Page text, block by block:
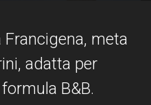
ESPERENZIALI
meta
adatta per
B&B.